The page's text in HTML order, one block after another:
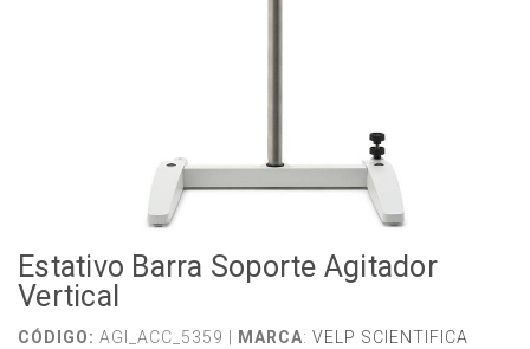
Estativo Barra Soporte Agitador
Vertical
CÓDIGO: AGI_ACC_5359 | MARCA: VELP SCIENTIFICA